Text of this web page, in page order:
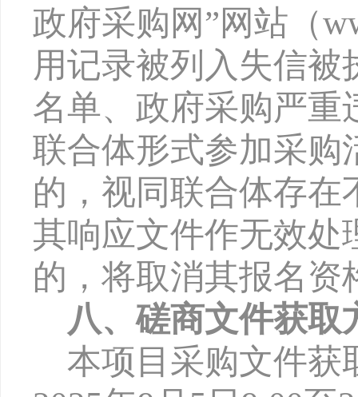
政府采购网”网站（
用记录被列入失信
名单、政府采购严重
联合体形式参加采购
的，视同联合体存
其响应文件作无效处
的，将取消其报名资
八、磋商文件获取
本项目采购文件获